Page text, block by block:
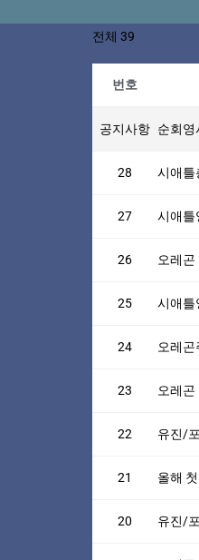
전체 39
번호
공지사항 순회영
28 시애틀
27 시애틀
26 오레곤
25 시애틀
24 오레곤
23 오레곤
22 유진/
21 올해
20 유진/